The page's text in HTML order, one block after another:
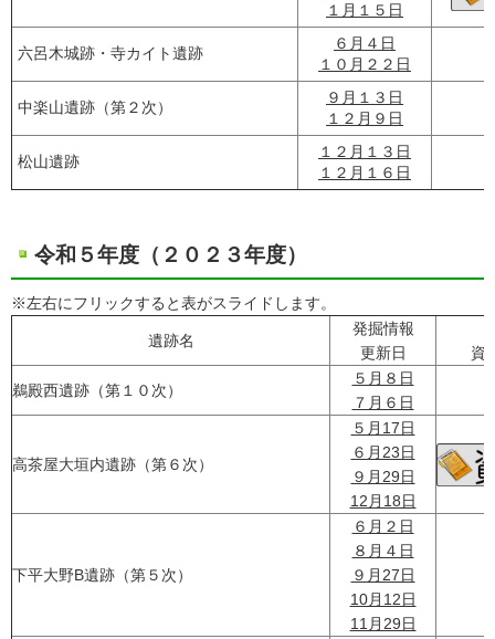
１月１５日
六呂木城跡・寺カイト遺跡
６月４日
１０月２２日
中楽山遺跡（第２次）
９月１３日
１２月９日
松山遺跡
１２月１３日
１２月１６日
令和５年度（２０２３年度）
※左右にフリックすると表がスライドします。
遺跡名
発掘情報
更新日
資
鵜殿西遺跡（第１０次）
５月８日
７月６日
高茶屋大垣内遺跡（第６次）
５月17日
６月23日
９月29日
12月18日
下平大野B遺跡（第５次）
６月２日
８月４日
９月27日
10月12日
11月29日